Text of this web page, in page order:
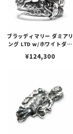
ブラッディマリー ダミアリ
ング LTD w/ホワイトダイ
ンド
¥124,300